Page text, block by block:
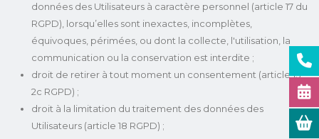
données des Utilisateurs à caractère personnel (article 17 du
RGPD), lorsqu’elles sont inexactes, incomplètes,
équivoques, périmées, ou dont la collecte, l'utilisation, la
communication ou la conservation est interdite ;
droit de retirer à tout moment un consentement (article 13-
2c RGPD) ;
droit à la limitation du traitement des données des
Utilisateurs (article 18 RGPD) ;